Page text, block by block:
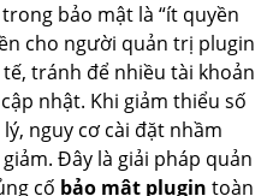
bảo mật là “ít quyền
cho người quản trị plugin
tránh để nhiều tài khoản
nhật. Khi giảm thiểu số
nguy cơ cài đặt nhầm
Đây là giải pháp quản
cố bảo mật plugin toàn